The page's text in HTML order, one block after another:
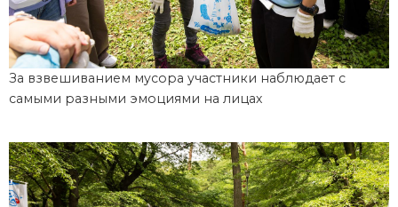
За взвешиванием мусора участники наблюдает с
самыми разными эмоциями на лицах